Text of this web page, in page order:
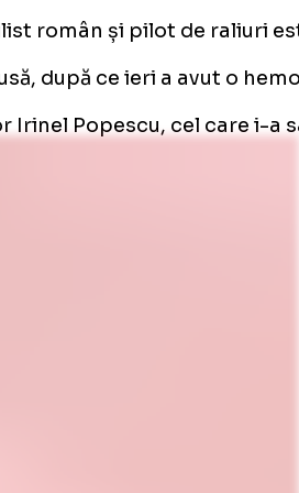
român și pilot de raliuri
după ce ieri a avut o
Irinel Popescu, cel care i-a